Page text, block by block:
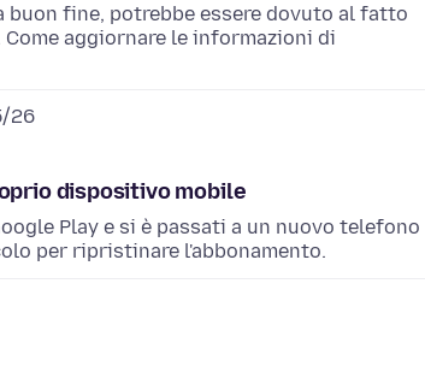
buon fine, potrebbe essere dovuto al fatto
aggiornare le informazioni di
26
dispositivo mobile
Play e si è passati a un nuovo telefono
per ripristinare l'abbonamento.